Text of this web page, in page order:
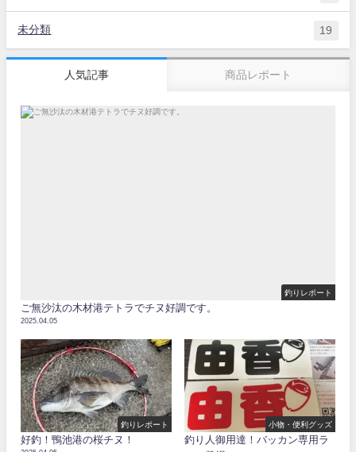
未分類 19
人気記事 商品レポート
釣りレポート
ご無沙汰の木材港テトラでチヌ好調です。
2025.04.05
釣りレポート
好釣！鴨池港の桜チヌ！
小物・便利グッズ
釣り人御用達！バッカン専用ラ